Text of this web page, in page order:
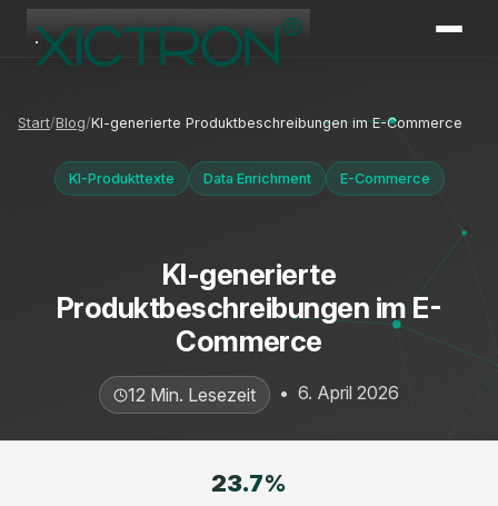
Start Blog KI-generierte Produktbeschreibungen im E-Commerce
KI-Produkttexte Data Enrichment E-Commerce
KI-generierte
Produktbeschreibungen im E-
Commerce
12 Min. Lesezeit • 6. April 2026
23.7%
XICTRON